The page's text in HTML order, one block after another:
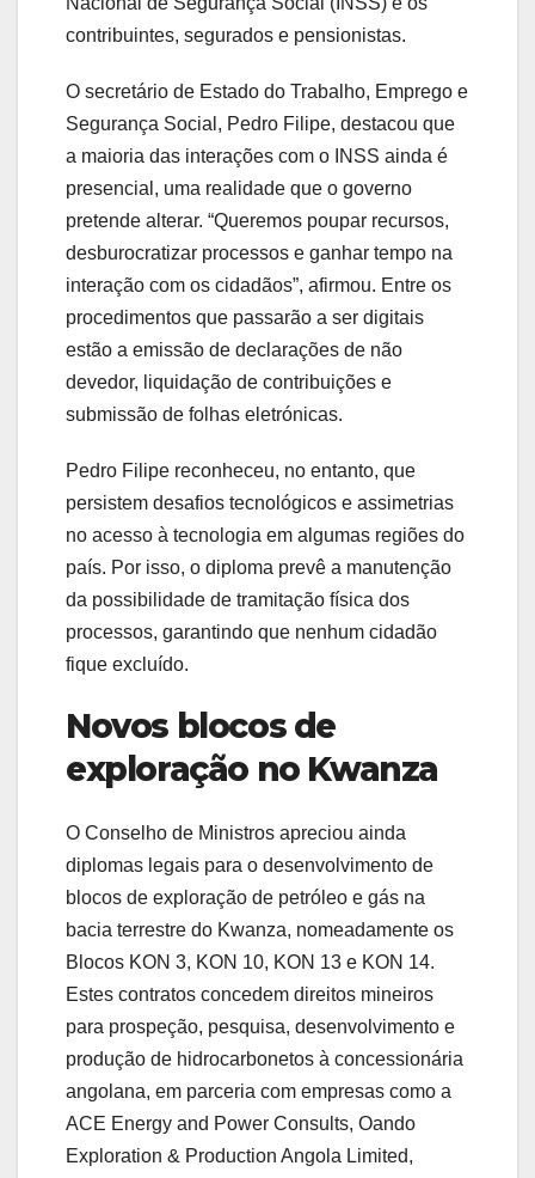
contribuintes, segurados e pensionistas.
O secretário de Estado do Trabalho, Emprego e
Segurança Social, Pedro Filipe, destacou que
a maioria das interações com o INSS ainda é
presencial, uma realidade que o governo
pretende alterar. “Queremos poupar recursos,
desburocratizar processos e ganhar tempo na
interação com os cidadãos”, afirmou. Entre os
procedimentos que passarão a ser digitais
estão a emissão de declarações de não
devedor, liquidação de contribuições e
submissão de folhas eletrónicas.
Pedro Filipe reconheceu, no entanto, que
persistem desafios tecnológicos e assimetrias
no acesso à tecnologia em algumas regiões do
país. Por isso, o diploma prevê a manutenção
da possibilidade de tramitação física dos
processos, garantindo que nenhum cidadão
fique excluído.
Novos blocos de
exploração no Kwanza
O Conselho de Ministros apreciou ainda
diplomas legais para o desenvolvimento de
blocos de exploração de petróleo e gás na
bacia terrestre do Kwanza, nomeadamente os
Blocos KON 3, KON 10, KON 13 e KON 14.
Estes contratos concedem direitos mineiros
para prospeção, pesquisa, desenvolvimento e
produção de hidrocarbonetos à concessionária
angolana, em parceria com empresas como a
ACE Energy and Power Consults, Oando
Exploration & Production Angola Limited,